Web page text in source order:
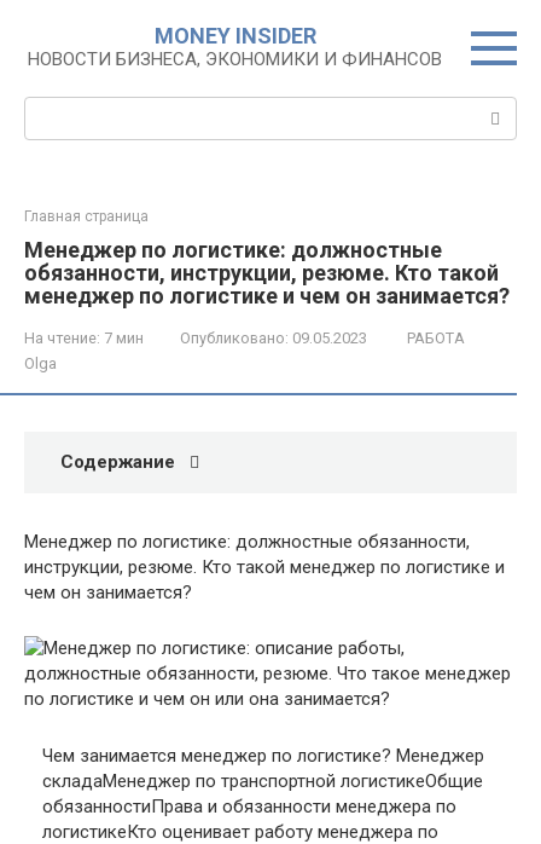
контенту
MONEY INSIDER
НОВОСТИ БИЗНЕСА, ЭКОНОМИКИ И ФИНАНСОВ
Главная страница
Менеджер по логистике: должностные
обязанности, инструкции, резюме. Кто такой
менеджер по логистике и чем он занимается?
На чтение: 7 мин Опубликовано: 09.05.2023
РАБОТА
Olga
Содержание
Менеджер по логистике: должностные обязанности,
инструкции, резюме. Кто такой менеджер по логистике и
чем он занимается?
Чем занимается менеджер по логистике? Менеджер
складаМенеджер по транспортной логистикеОбщие
обязанностиПрава и обязанности менеджера по
логистикеКто оценивает работу менеджера по